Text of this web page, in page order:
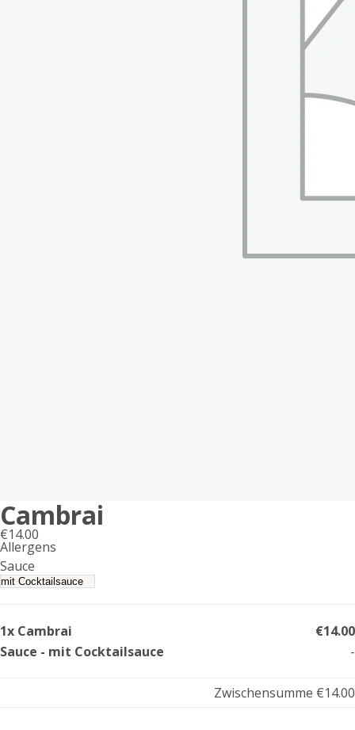
Cambrai
€14.00
Allergens
Product
allergen
Sauce
1x Cambrai
€14.00
Sauce - mit Cocktailsauce
-
Zwischensumme €14.00